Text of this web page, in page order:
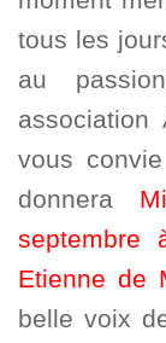
tous les
au
association
vous
donnera
Etienne de
belle voix